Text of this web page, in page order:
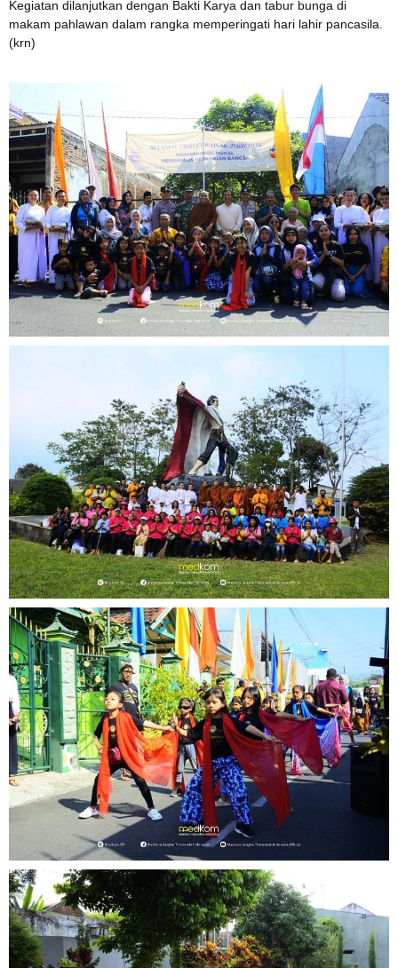
Kegiatan dilanjutkan dengan Bakti Karya dan tabur bunga di
makam pahlawan dalam rangka memperingati hari lahir pancasila.
(krn)